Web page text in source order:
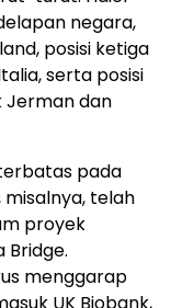
negara,
posisi ketiga
serta posisi
Jerman dan
pada
telah
proyek
menggarap
UK Biobank,